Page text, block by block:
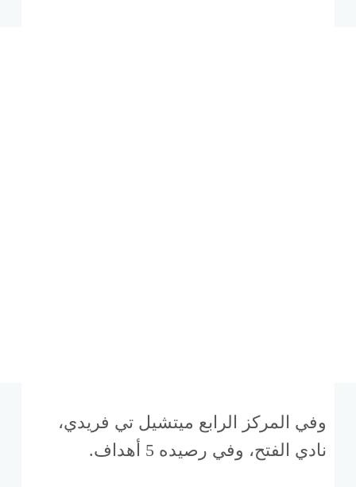
وفي المركز الرابع ميتشيل تي فريدي،
نادي الفتح، وفي رصيده 5 أهداف.